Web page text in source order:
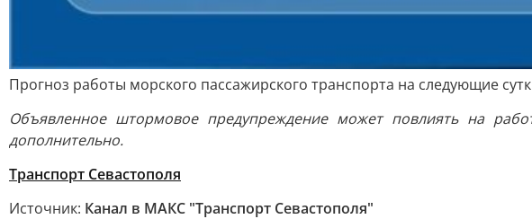
Прогноз работы морского пассажирского транспорта на следующие
Объявленное штормовое предупреждение может повлиять на
дополнительно.
Транспорт Севастополя
Источник: Канал в МАКС "Транспорт Севастополя"